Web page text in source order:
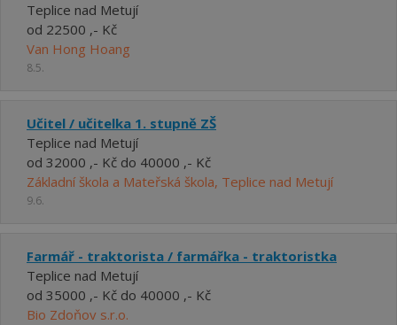
Teplice nad Metují
od 22500 ,- Kč
Van Hong Hoang
8.5.
Učitel / učitelka 1. stupně ZŠ
Teplice nad Metují
od 32000 ,- Kč do 40000 ,- Kč
Základní škola a Mateřská škola, Teplice nad Metují
9.6.
Farmář - traktorista / farmářka - traktoristka
Teplice nad Metují
od 35000 ,- Kč do 40000 ,- Kč
Bio Zdoňov s.r.o.